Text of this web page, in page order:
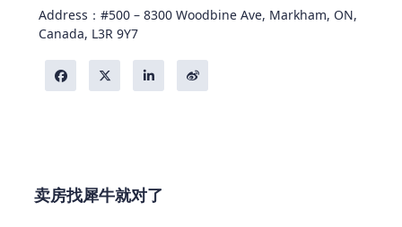
Address：#500 – 8300 Woodbine Ave, Markham, ON,
Canada, L3R 9Y7
卖房找犀牛就对了